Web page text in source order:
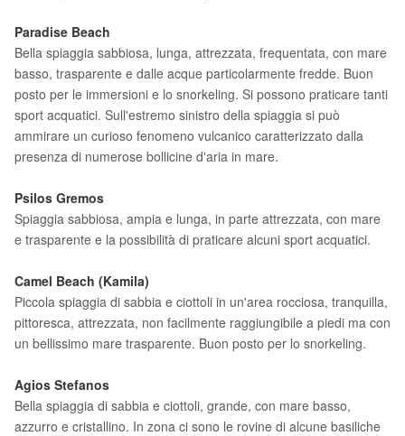
Paradise Beach
Bella spiaggia sabbiosa, lunga, attrezzata, frequentata, con mare
basso, trasparente e dalle acque particolarmente fredde. Buon
posto per le immersioni e lo snorkeling. Si possono praticare tanti
sport acquatici. Sull'estremo sinistro della spiaggia si può
ammirare un curioso fenomeno vulcanico caratterizzato dalla
presenza di numerose bollicine d'aria in mare.
Psilos Gremos
Spiaggia sabbiosa, ampia e lunga, in parte attrezzata, con mare
e trasparente e la possibilità di praticare alcuni sport acquatici.
Camel Beach (Kamila)
Piccola spiaggia di sabbia e ciottoli in un'area rocciosa, tranquilla,
pittoresca, attrezzata, non facilmente raggiungibile a piedi ma con
un bellissimo mare trasparente. Buon posto per lo snorkeling.
Agios Stefanos
Bella spiaggia di sabbia e ciottoli, grande, con mare basso,
azzurro e cristallino. In zona ci sono le rovine di alcune basiliche